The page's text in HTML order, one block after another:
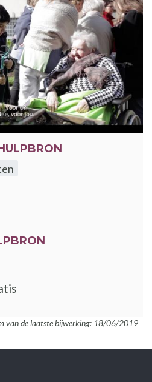
van de laatste bijwerking: 18/06/2019